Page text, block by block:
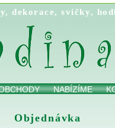
,dekorace,svíčky,
NABÍZÍME
Objednávka